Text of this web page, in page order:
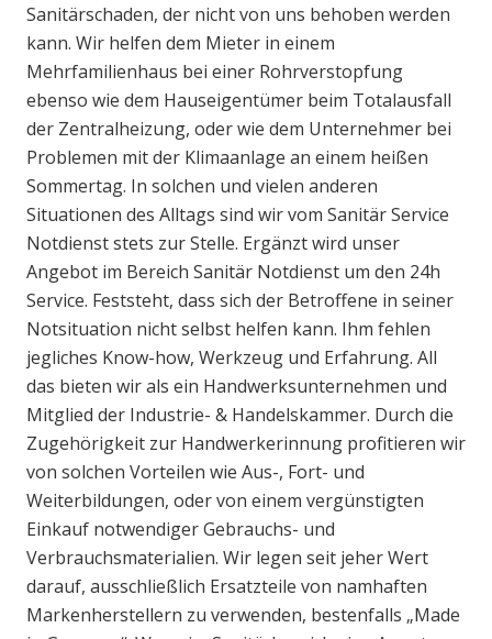
Sanitärschaden, der nicht von uns behoben werden
kann. Wir helfen dem Mieter in einem
Mehrfamilienhaus bei einer Rohrverstopfung
ebenso wie dem Hauseigentümer beim Totalausfall
der Zentralheizung, oder wie dem Unternehmer bei
Problemen mit der Klimaanlage an einem heißen
Sommertag. In solchen und vielen anderen
Situationen des Alltags sind wir vom Sanitär Service
Notdienst stets zur Stelle. Ergänzt wird unser
Angebot im Bereich Sanitär Notdienst um den 24h
Service. Feststeht, dass sich der Betroffene in seiner
Notsituation nicht selbst helfen kann. Ihm fehlen
jegliches Know-how, Werkzeug und Erfahrung. All
das bieten wir als ein Handwerksunternehmen und
Mitglied der Industrie- & Handelskammer. Durch die
Zugehörigkeit zur Handwerkerinnung profitieren wir
von solchen Vorteilen wie Aus-, Fort- und
Weiterbildungen, oder von einem vergünstigten
Einkauf notwendiger Gebrauchs- und
Verbrauchsmaterialien. Wir legen seit jeher Wert
darauf, ausschließlich Ersatzteile von namhaften
Markenherstellern zu verwenden, bestenfalls „Made